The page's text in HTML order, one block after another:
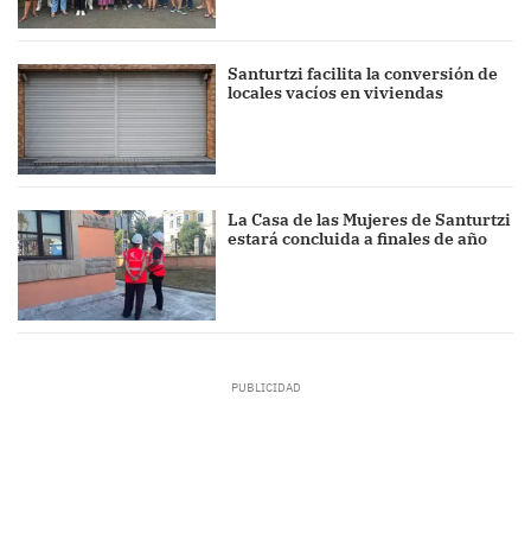
Santurtzi facilita la conversión de
locales vacíos en viviendas
La Casa de las Mujeres de Santurtzi
estará concluida a finales de año